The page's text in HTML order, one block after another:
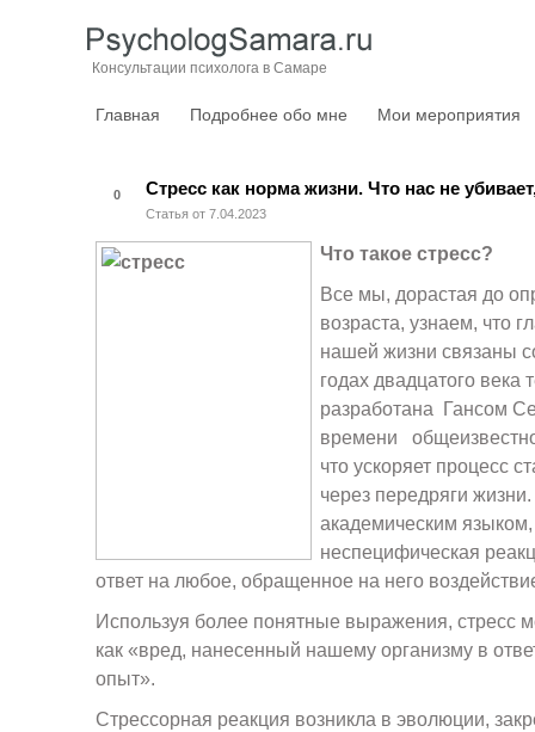
Консультации психолога в Самаре
Главная Подробнее обо мне Мои мероприятия
0 Стресс как норма жизни. Что нас не
Статья от 7.04.2023
Что такое стресс?
Все мы, дорастая до
возраста, узнаем, что
нашей жизни связаны
годах двадцатого века
разработана Гансом
времени
что ускоряет процесс
через передряги
академическим языком,
неспецифическая
ответ на любое, обращенное на него
Используя более понятные выражения, стресс
как «вред, нанесенный нашему организму в
опыт».
Стрессорная реакция возникла в эволюции,